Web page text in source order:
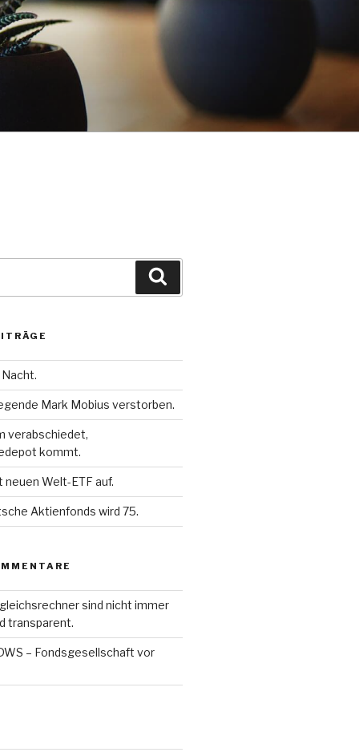
Mark Mobius verstorben.
verabschiedet,
kommt.
Welt-ETF auf.
Aktienfonds wird 75.
sind nicht immer
transparent.
– Fondsgesellschaft vor